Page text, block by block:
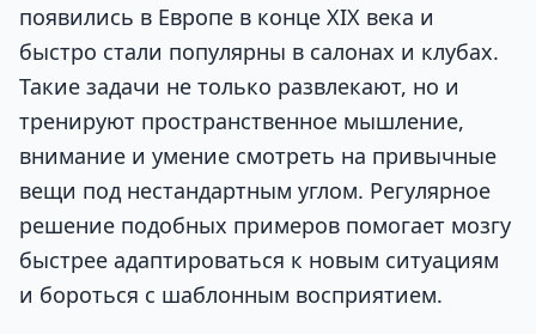
появились в Европе в конце XIX века и
быстро стали популярны в салонах и клубах.
Такие задачи не только развлекают, но и
тренируют пространственное мышление,
внимание и умение смотреть на привычные
вещи под нестандартным углом. Регулярное
решение подобных примеров помогает мозгу
быстрее адаптироваться к новым ситуациям
и бороться с шаблонным восприятием.